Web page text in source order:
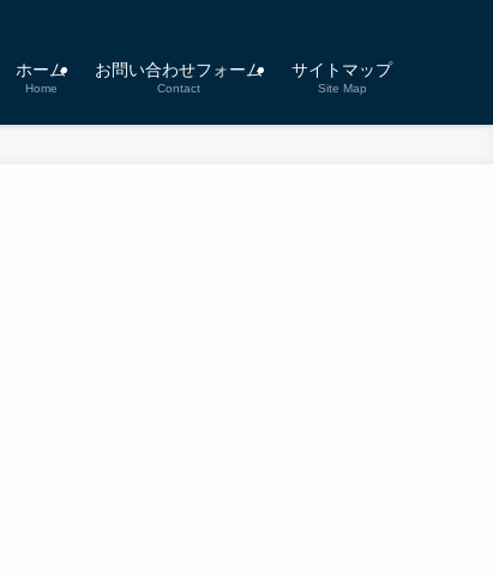
ホーム
Home
お問い合わせフォーム
Contact
サイトマップ
Site Map